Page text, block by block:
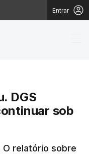
Entrar
DGS
sob
O relatório sobre